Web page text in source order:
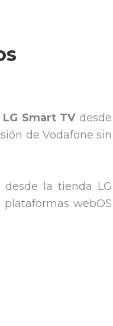
LG Smart TVdesde
de Vodafone sin
desde la tienda LG
webOS